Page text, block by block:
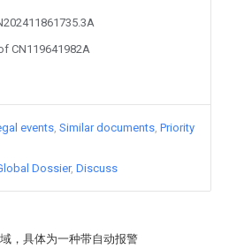
，具体为一种带自动报警
CN119641982A
events Similar documents Priority
Dossier Discuss